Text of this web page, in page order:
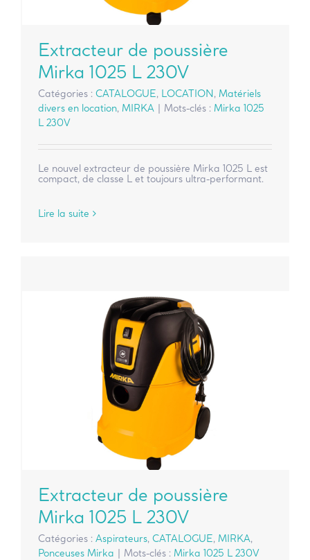
Extracteur de poussière
Mirka 1025 L 230V
Catégories : CATALOGUE, LOCATION , Matériels
divers en location, MIRKA Mots-clés : Mirka 1025
L 230V
Le nouvel extracteur de poussière Mirka 1025 L est
compact, de classe L et toujours ultra-performant.
Lire la suite
Extracteur de poussière
Mirka 1025 L 230V
Catégories : Aspirateurs, CATALOGUE, MIRKA,
Ponceuses Mirka | Mots-clés : Mirka 1025 L 230V